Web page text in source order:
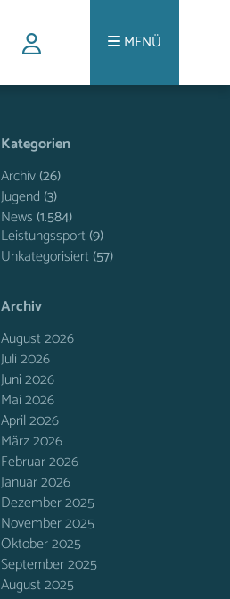
MENÜ
Kategorien
Archiv(26)
Jugend (3)
News (1.584)
Leistungssport(9)
Unkategorisiert(57)
Archiv
August 2026
Juli 2026
Juni 2026
Mai 2026
April 2026
März 2026
Februar 2026
Januar 2026
Dezember 2025
November 2025
Oktober 2025
September 2025
August 2025